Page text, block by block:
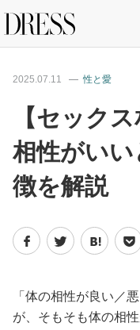
特集記事
DRESS部活
ライフスタ
ファッション
2025.07.11 性と愛
【セック
相性がい
徴を解説
「体の相性が良い／
が、そもそも体の相